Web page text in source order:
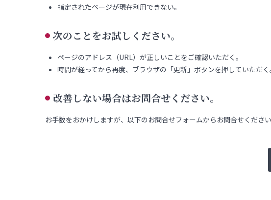
指定されたページが現在利用できない。
次のことをお試しください。
ページのアドレス（URL）が正しいことをご確認いただく。
時間が経ってから再度、ブラウザの「更新」ボタンを押していただく
改善しない場合はお問合せください。
お手数をおかけしますが、以下のお問合せフォームからお問合せください